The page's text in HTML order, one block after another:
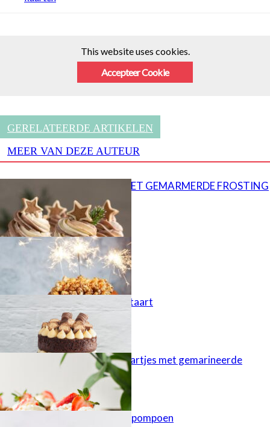
This website uses cookies.
Accepteer Cookie
GERELATEERDE ARTIKELEN
MEER VAN DEZE AUTEUR
CUPCAKES MET GEMARMERDE FROSTING
Popcorn taart
Kinder Bueno taart
Cheesecaketaartjes met gemarineerde
aardbeien
Cupcakes met pompoen